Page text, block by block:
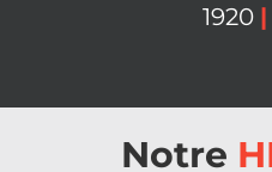
1920
Notre